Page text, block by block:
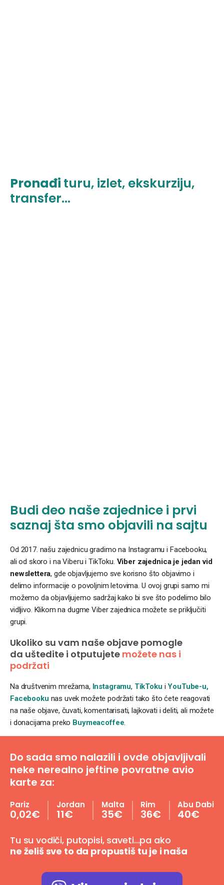
Pronađi turu, izlet, ekskurziju,
transfer...
Budi deo naše zajednice i prvi
saznaj šta smo objavili na sajtu
Od 2017. našu zajednicu gradimo na Instagramu i Facebooku,
ali od skoro i na Viberu i TikToku. Viber zajednica je jedan vid
newslettera, gde objavljujemo sve korisno što objavimo i
delimo informacije o povoljnim letovima. U ovoj grupi samo mi
možemo da objavljujemo sadržaj kako bi sve što podelimo bilo
vidljivo. Klikom na dugme Viber zajednica možete se priključiti
grupi.
Ukoliko su vam naše objave pomogle
da uštedite i otputujete možete nas i
podržati
Na društvenim mrežama, Instagramu, TikToku iYouTube-u,
Facebooku nas uvek možete podržati tako što ćete reagovati
na naše objave, čuvati, komentarisati, lajkovati i deliti, ali možete
i donacijama preko Buymeacoffee.
Do sada smo nalazili i ovde objavljivali
neke nerealno jeftine povratne avio
karte za:
Pariz
0,02€
Jordan
11€
Malta
35€
Rim
36€
Abu Dabi
40€
Tu su vodiči, putopisi, saveti…pa ako
ne želiš sve to da propustiš tu je i naša